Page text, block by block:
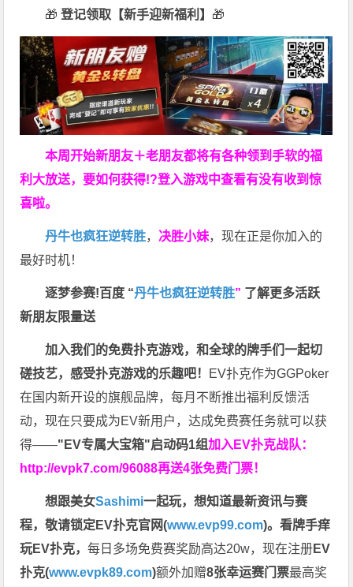
🎁 登记领取【新手迎新福利】 🎁
本周开始新朋友＋老朋友都将有各种领到手软的福
利大放送，要如何获得!?登入游戏中查看有没有收到惊
喜啦。
丹牛也疯狂逆转胜， 决胜小妹，现在正是你加入的
最好时机！
逐梦参赛!百度 “丹牛也疯狂逆转胜” 了解更多活跃
新朋友限量送
加入我们的免费扑克游戏，和全球的牌手们一起切
磋技艺，感受扑克游戏的乐趣吧！ EV扑克作为GGPoker
在国内新开设的旗舰品牌，每月不断推出福利反馈活
动，现在只要成为EV新用户，达成免费赛任务就可以获
得——"EV专属大宝箱"启动码1组加入EV扑克战队：
http://evpk7.com/96088再送4张免费门票！
想跟美女Sashimi一起玩，想知道最新资讯与赛
程，敬请锁定EV扑克官网(www.evp99.com)。看牌手痒
玩EV扑克，每日多场免费赛奖励高达20w，现在注册EV
扑克(www.evpk89.com)额外加赠8张幸运赛门票最高奖